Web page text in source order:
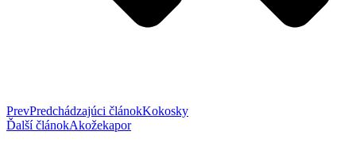
PrevPredchádzajúci článokKokosky
Ďalší článokAkožekapor